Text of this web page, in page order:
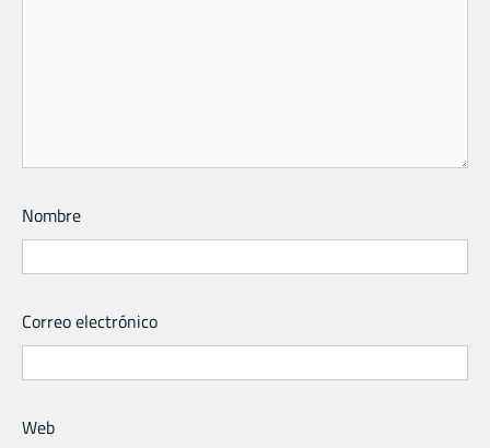
Nombre
Correo electrónico
Web